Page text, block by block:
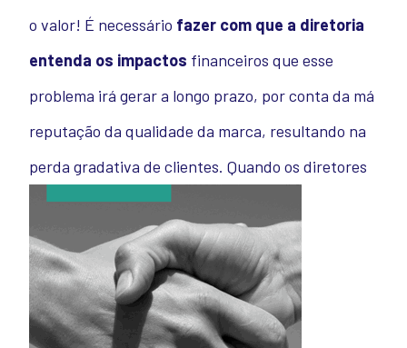
o valor! É necessário fazer com que a diretoria
entenda os impactos financeiros que esse
problema irá gerar a longo prazo, por conta da má
reputação da qualidade da marca, resultando na
perda gradativa de clientes. Quando os diretores